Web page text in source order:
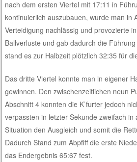
nach dem ersten Viertel mit 17:11 in
kontinuierlich auszubauen, wurde man in
Verteidigung nachlässig und provozierte
Ballverluste und gab dadurch die
stand es zur Halbzeit plötzlich 32:35 für
Das dritte Viertel konnte man in eigener
gewinnen. Den zwischenzeitlichen neun
Abschnitt 4 konnten die K ́furter jedoch
verpassten in letzter Sekunde zweifach in
Situation den Ausgleich und somit die
Dadurch Stand zum Abpfiff die erste
das Endergebnis 65:67 fest.